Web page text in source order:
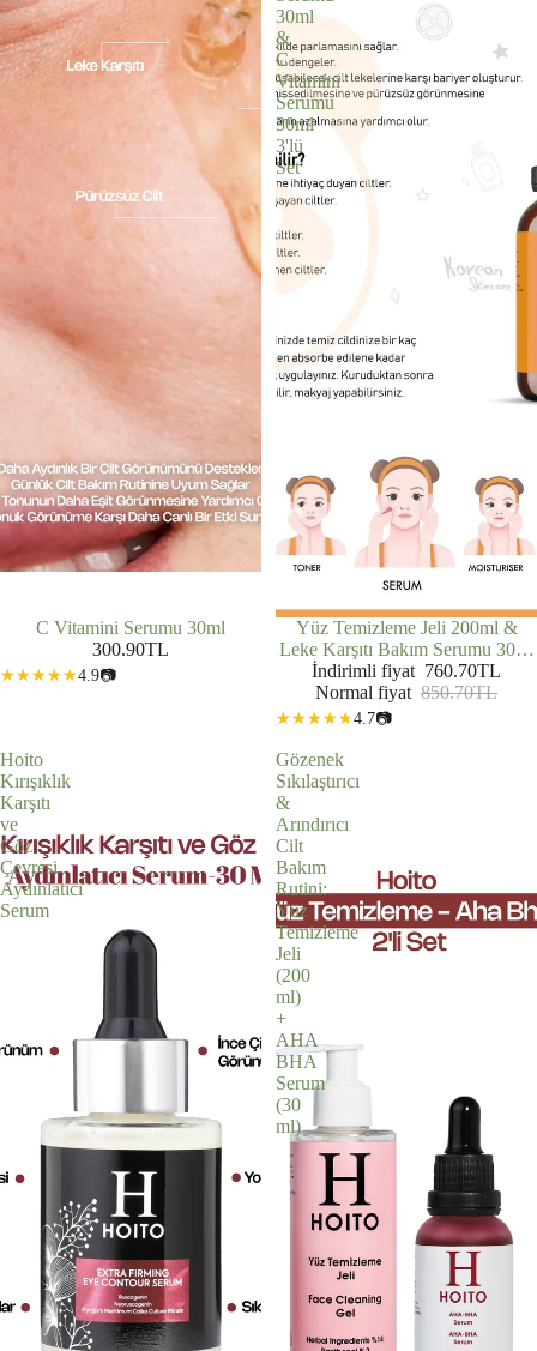
C Vitamini Serumu 30ml
300.90TL
4.9📷
30ml
&
C
Vitamini
Serumu
30ml
3'lü
Set
İNDIRIMDE
Yüz Temizleme Jeli 200ml &
Leke Karşıtı Bakım Serumu 30ml
& C Vitamini Serumu 30ml 3'lü
Set
İndirimli fiyat 760.70TL
Normal fiyat 850.70TL
4.7📷
Hoito
Kırışıklık
Karşıtı
ve
Göz
Çevresi
Aydınlatıcı
Serum
Gözenek
Sıkılaştırıcı
&
Arındırıcı
Cilt
Bakım
Rutini:
Yüz
Temizleme
Jeli
(200
ml)
+
AHA
BHA
Serum
(30
ml)